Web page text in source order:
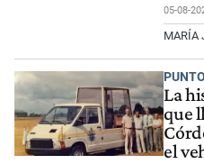
05-08-
MARÍA
La
que
el